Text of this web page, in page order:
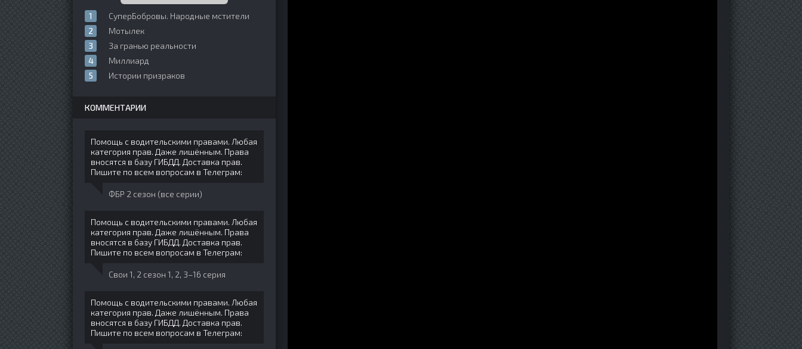
СуперБобровы. Народные мстители
Мотылек
За гранью реальности
Миллиард
Истории призраков
КОММЕНТАРИИ
Помощь с водительскими правами. Любая
категория прав. Даже лишённым. Права
вносятся в базу ГИБДД. Доставка прав.
Пишите по всем вопросам в Телеграм:
ФБР 2 сезон (все серии)
Помощь с водительскими правами. Любая
категория прав. Даже лишённым. Права
вносятся в базу ГИБДД. Доставка прав.
Пишите по всем вопросам в Телеграм:
Свои 1, 2 сезон 1, 2, 3–16 серия
Помощь с водительскими правами. Любая
категория прав. Даже лишённым. Права
вносятся в базу ГИБДД. Доставка прав.
Пишите по всем вопросам в Телеграм: